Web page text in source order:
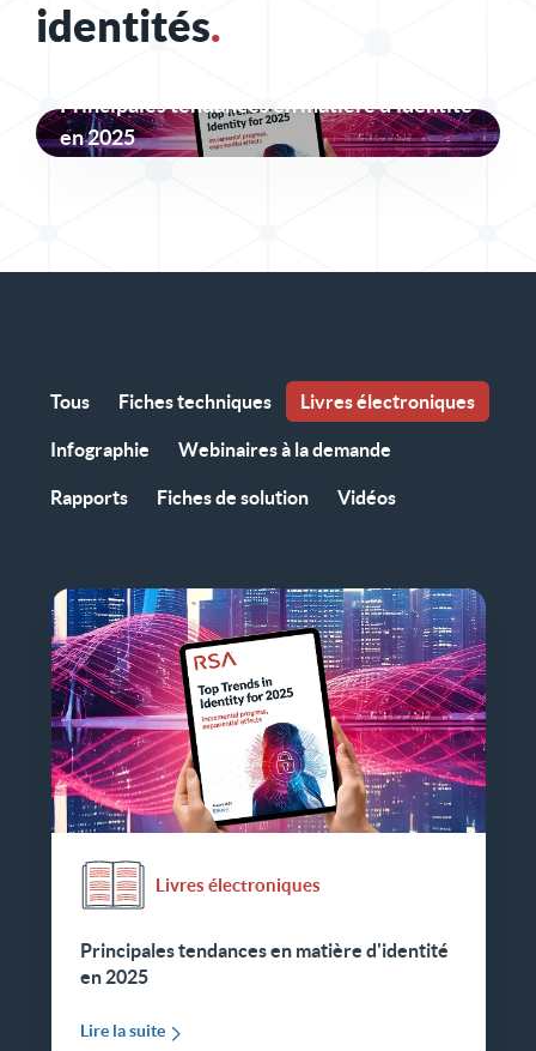
identités.
Principales tendances en matière d'identité
en 2025
Tous Fiches techniques Livres électroniques
Infographie Webinaires à la demande
Rapports Fiches de solution Vidéos
Livres électroniques
Principales tendances en matière d'identité
en 2025
Lire la suite